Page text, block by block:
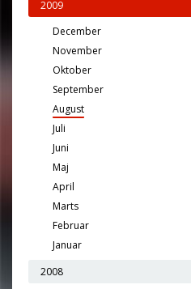
2009
December
November
Oktober
September
August
Juli
Juni
Maj
April
Marts
Februar
Januar
2008